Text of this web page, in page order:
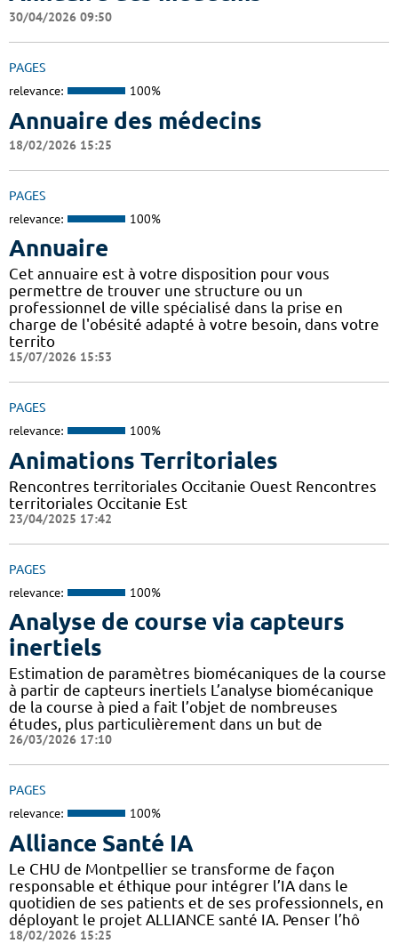
30/04/2026 09:50
PAGES
relevance: 100%
Annuaire des médecins
18/02/2026 15:25
PAGES
relevance: 100%
Annuaire
Cet annuaire est à votre disposition pour vous
permettre de trouver une structure ou un
professionnel de ville spécialisé dans la prise en
charge de l'obésité adapté à votre besoin, dans votre
territo
15/07/2026 15:53
PAGES
relevance: 100%
Animations Territoriales
Rencontres territoriales Occitanie Ouest Rencontres
territoriales Occitanie Est
23/04/2025 17:42
PAGES
relevance: 100%
Analyse de course via capteurs
inertiels
Estimation de paramètres biomécaniques de la course
à partir de capteurs inertiels L’analyse biomécanique
de la course à pied a fait l’objet de nombreuses
études, plus particulièrement dans un but de
26/03/2026 17:10
PAGES
relevance: 100%
Alliance Santé IA
Le CHU de Montpellier se transforme de façon
responsable et éthique pour intégrer l’IA dans le
quotidien de ses patients et de ses professionnels, en
déployant le projet ALLIANCE santé IA. Penser l’hô
18/02/2026 15:25